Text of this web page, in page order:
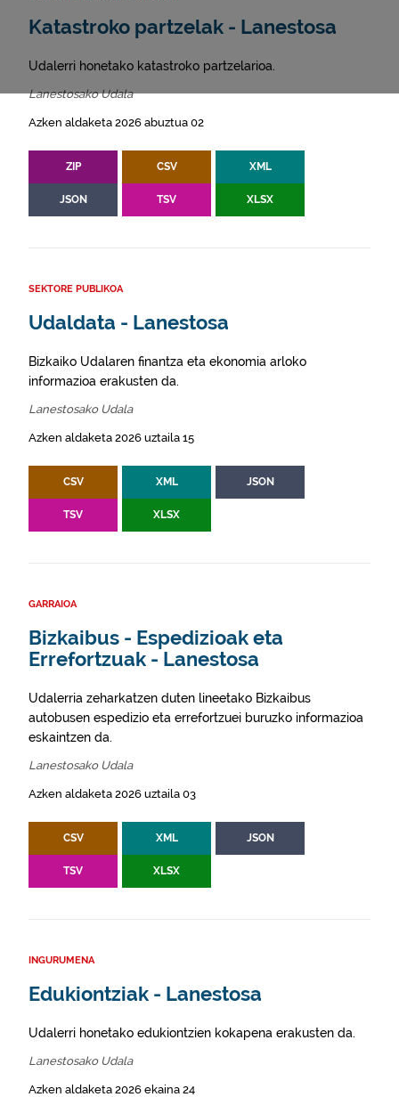
Katastroko partzelak - Lanestosa
Udalerri honetako katastroko partzelarioa.
Lanestosako Udala
Azken aldaketa 2026 abuztua 02
ZIP CSV XML
JSON TSV XLSX
SEKTORE PUBLIKOA
Udaldata - Lanestosa
Bizkaiko Udalaren finantza eta ekonomia arloko
informazioa erakusten da.
Lanestosako Udala
Azken aldaketa 2026 uztaila 15
CSV XML JSON
TSV XLSX
GARRAIOA
Bizkaibus - Espedizioak eta
Errefortzuak - Lanestosa
Udalerria zeharkatzen duten lineetako Bizkaibus
autobusen espedizio eta errefortzuei buruzko informazioa
eskaintzen da.
Lanestosako Udala
Azken aldaketa 2026 uztaila 03
CSV XML JSON
TSV XLSX
INGURUMENA
Edukiontziak - Lanestosa
Udalerri honetako edukiontzien kokapena erakusten da.
Lanestosako Udala
Azken aldaketa 2026 ekaina 24